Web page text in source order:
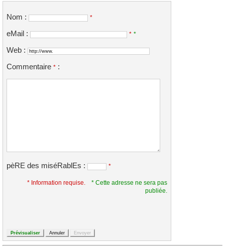
Nom : *
eMail : * *
Web :
Commentaire * :
pèRE des miséRablEs : *
* Information requise.
* Cette adresse ne sera pas
publiée.